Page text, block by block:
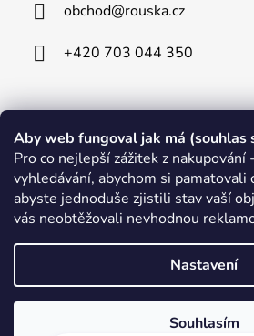
Aby web fungoval jak má (souhlas
Pro co nejlepší zážitek z nakupování
vyhledávání, abychom si pamatovali
abyste jednoduše zjistili stav vaší
vás neobtěžovali nevhodnou
Nastavení
Souhlasím
obchod@rouska.cz
+420 703 044 350
Informace pro vás
Obchodní podmínky
Podmínky ochrany osobních údajů
Reklamace a Reklamační řád
Vytvořil